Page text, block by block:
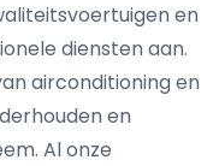
en
diensten aan.
airconditioning en
en
Al onze